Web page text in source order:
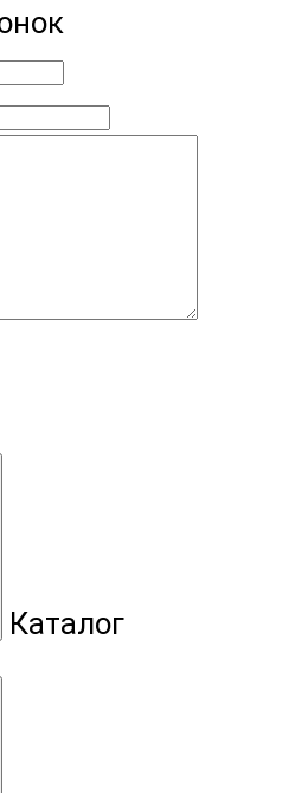
Каталог